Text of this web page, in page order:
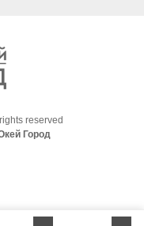
reserved
Город